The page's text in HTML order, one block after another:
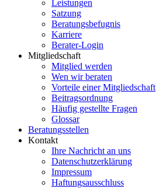
Leistungen
Satzung
Beratungsbefugnis
Karriere
Berater-Login
Mitgliedschaft
Mitglied werden
Wen wir beraten
Vorteile einer Mitgliedschaft
Beitragsordnung
Häufig gestellte Fragen
Glossar
Beratungsstellen
Kontakt
Ihre Nachricht an uns
Datenschutzerklärung
Impressum
Haftungsausschluss